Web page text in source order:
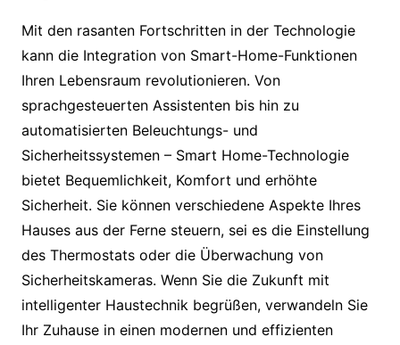
Mit den rasanten Fortschritten in der Technologie
kann die Integration von Smart-Home-Funktionen
Ihren Lebensraum revolutionieren. Von
sprachgesteuerten Assistenten bis hin zu
automatisierten Beleuchtungs- und
Sicherheitssystemen – Smart Home-Technologie
bietet Bequemlichkeit, Komfort und erhöhte
Sicherheit. Sie können verschiedene Aspekte Ihres
Hauses aus der Ferne steuern, sei es die Einstellung
des Thermostats oder die Überwachung von
Sicherheitskameras. Wenn Sie die Zukunft mit
intelligenter Haustechnik begrüßen, verwandeln Sie
Ihr Zuhause in einen modernen und effizienten